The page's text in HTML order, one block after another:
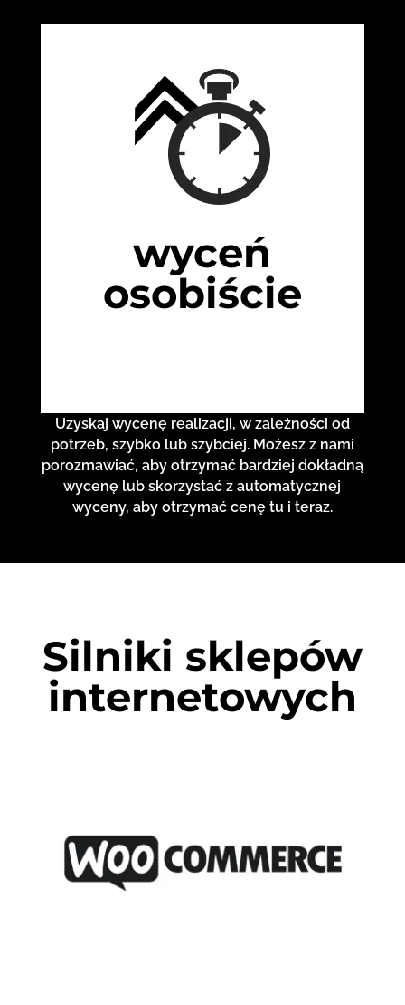
wyceń
osobiście
Uzyskaj wycenę realizacji, w zależności od
potrzeb, szybko lub szybciej. Możesz z nami
porozmawiać, aby otrzymać bardziej dokładną
wycenę lub skorzystać z automatycznej
wyceny, aby otrzymać cenę tu i teraz.
Silniki sklepów
internetowych